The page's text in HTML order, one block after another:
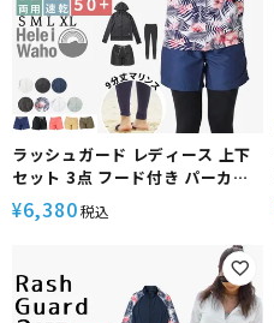
ラッシュガード レディース 上下
セット 3点 フード付き パーカー
フーディー 長袖 レギンス サーフ
パンツ 水着 30代 40代 50代 体型
カバー ゆったり UVカット 水陸両
用 プール 海 ランニング ヨガ 接
触冷感 ヘレイワホ 運動 スポーツ
夏
¥6,380税込